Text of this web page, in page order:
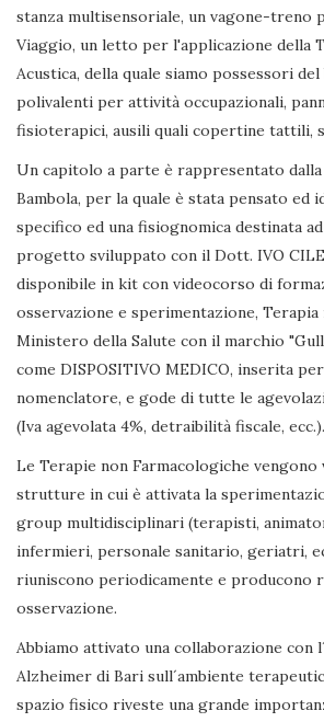
stanza multisensoriale, un vagone-treno
Viaggio, un letto per l'applicazione della
Acustica, della quale siamo possessori
polivalenti per attività occupazionali,
fisioterapici, ausili quali copertine tattili,
Un capitolo a parte è rappresentato
Bambola, per la quale è stata pensato ed
specifico ed una fisiognomica destinata
progetto sviluppato con il Dott. IVO
disponibile in kit con videocorso di
osservazione e sperimentazione,
Ministero della Salute con il marchio
come DISPOSITIVO MEDICO, inserita
nomenclatore, e gode di tutte le
(Iva agevolata 4%, detraibilità fiscale, ecc.).
Le Terapie non Farmacologiche vengono
strutture in cui è attivata la
group multidisciplinari (terapisti,
infermieri, personale sanitario, geriatri,
riuniscono periodicamente e producono
osservazione.
Abbiamo attivato una collaborazione con
Alzheimer di Bari sull´ambiente
spazio fisico riveste una grande